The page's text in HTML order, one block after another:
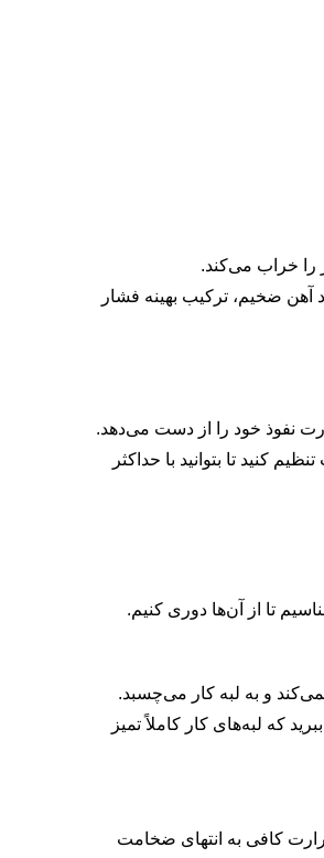
را خراب می‌کند.
آهن ضخیم، ترکیب بهینه فشار
نفوذ خود را از دست می‌دهد.
تا بتوانید با حداکثر
تا از آن‌ها دوری کنیم.
و به لبه کار می‌چسبد.
که لبه‌های کار کاملاً تمیز
کافی به انتهای ضخامت